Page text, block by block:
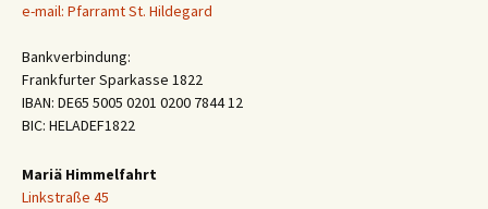
e-mail: Pfarramt St. Hildegard
Bankverbindung:
Frankfurter Sparkasse 1822
IBAN: DE65 5005 0201 0200 7844 12
BIC: HELADEF1822
Mariä Himmelfahrt
Linkstraße 45